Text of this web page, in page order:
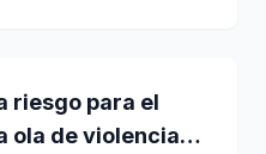
riesgo para el
ola de violencia